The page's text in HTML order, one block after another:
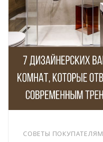
СОВЕТЫ ПОКУПАТЕЛЯМ